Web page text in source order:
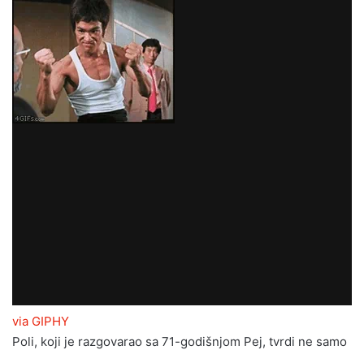
via GIPHY
Poli, koji je razgovarao sa 71-godišnjom Pej, tvrdi ne samo